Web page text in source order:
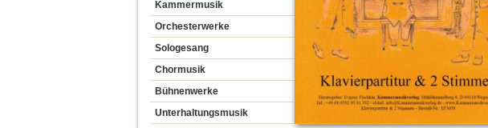
Kammermusik
Orchesterwerke
Sologesang
Chormusik
Bühnenwerke
Unterhaltungsmusik